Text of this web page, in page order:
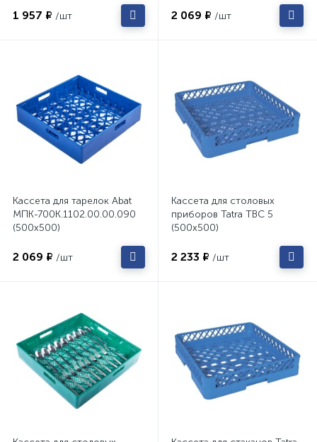
1 957 ₽ /шт 2 069 ₽ /шт
Кассета для тарелок Abat
МПК-700К.1102.00.00.090
(500х500)
2 069 ₽ /шт
Кассета для столовых
приборов Tatra TBC 5
(500х500)
2 233 ₽ /шт